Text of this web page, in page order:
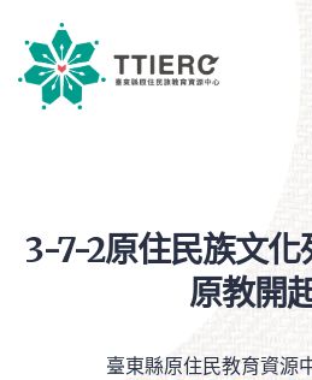
3-7-2原住民族文
原教開
臺東縣原住民教育資源